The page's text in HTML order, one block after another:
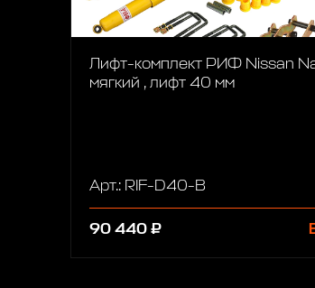
Лифт-комплект РИФ Nissan
мягкий , лифт 40 мм
Арт.: RIF-D40-B
90 440 ₽